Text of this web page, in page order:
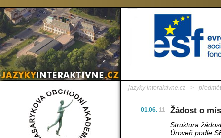
jazyky-interaktivne.cz >
01.06. 11 Žádost o
Struktura
Úroveň podle